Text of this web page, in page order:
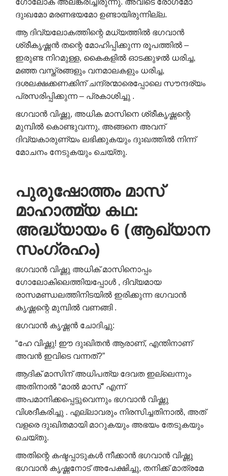
ഗോലോക് അലങ്കരിച്ചിരുന്നു. അവിടെ രോഗമോ
ദുഃഖമോ മരണഭയമോ ഉണ്ടായിരുന്നില്ല.
ആ ദിവ്യലോകത്തിന്റെ മധ്യത്തിൽ ഭഗവാൻ
ശ്രീകൃഷ്ണൻ തന്റെ മോഹിപ്പിക്കുന്ന രൂപത്തിൽ –
ഇരുണ്ട നിറമുള്ള, കൈകളിൽ ഓടക്കുഴൽ ധരിച്ച,
മഞ്ഞ വസ്ത്രങ്ങളും വനമാലകളും ധരിച്ച,
ദശലക്ഷക്കണക്കിന് ചന്ദ്രന്മാരെപ്പോലെ സൗന്ദര്യം
പ്രസരിപ്പിക്കുന്ന – പ്രകാശിച്ചു .
ഭഗവാൻ വിഷ്ണു, അധിക മാസിനെ ശ്രീകൃഷ്ണന്റെ
മുമ്പിൽ കൊണ്ടുവന്നു, അങ്ങനെ അവന്
ദിവ്യകാരുണ്യം ലഭിക്കുകയും ദുഃഖത്തിൽ നിന്ന്
മോചനം നേടുകയും ചെയ്തു.
പുരുഷോത്തം മാസ്
മാഹാത്മ്യ കഥ:
അദ്ധ്യായം 6 (ആഖ്യാന
സംഗ്രഹം)
ഭഗവാൻ വിഷ്ണു അധിക് മാസിനൊപ്പം
ഗോലോകിലെത്തിയപ്പോൾ , ദിവ്യമായ
രാസമണ്ഡലത്തിനിടയിൽ ഇരിക്കുന്ന ഭഗവാൻ
കൃഷ്ണന്റെ മുമ്പിൽ വണങ്ങി .
ഭഗവാൻ കൃഷ്ണൻ ചോദിച്ചു:
“ഹേ വിഷ്ണു! ഈ ദുഃഖിതൻ ആരാണ്, എന്തിനാണ്
അവൻ ഇവിടെ വന്നത്?”
ആദിക് മാസിന് അധിപത്യ ദേവത ഇല്ലെന്നും
അതിനാൽ “മാൽ മാസ്” എന്ന്
അപമാനിക്കപ്പെട്ടുവെന്നും ഭഗവാൻ വിഷ്ണു
വിശദീകരിച്ചു . എല്ലാവരും നിരസിച്ചതിനാൽ, അത്
വളരെ ദുഃഖിതമായി മാറുകയും അഭയം തേടുകയും
ചെയ്തു.
അതിന്റെ കഷ്ടപ്പാടുകൾ നീക്കാൻ ഭഗവാൻ വിഷ്ണു
ഭഗവാൻ കൃഷ്ണനോട് അപേക്ഷിച്ചു, തനിക്ക് മാത്രമേ